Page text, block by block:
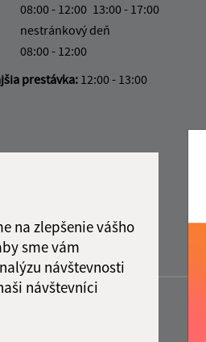
na zlepšenie vášho
sme vám
návštevnosti
návštevníci
08:00 - 12:00 13:00 - 17:00
nestránkový deň
08:00 - 12:00
prestávka: 12:00 - 13:00